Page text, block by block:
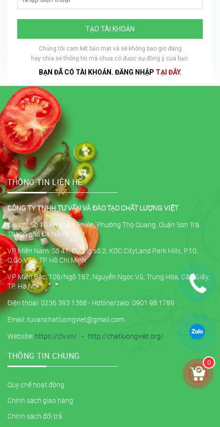
TẠO TÀI KHOẢN
Chúng tôi cam kết bảo mật và sẽ không bao giờ đăng
hay chia sẻ thông tin mà chưa có được sự đồng ý của bạn.
BẠN ĐÃ CÓ TÀI KHOẢN. ĐĂNG NHẬP TẠI ĐÂY.
THÔNG TIN LIÊN HỆ
CÔNG TY TNHH TƯ VẤN VÀ ĐÀO TẠO CHẤT LƯỢNG VIỆT
Địa chỉ: Số 10 Phan Bá Phiến, Phường Thọ Quang, Quận Sơn Trà,
Thành phố Đà Nẵng
VP Miền Nam: Số 41, Đường số 2, KDC CityLand Park Hills, P.10,
Q.Gò Vấp, TP. Hồ Chí Minh
VP Miền Bắc: 106/Ngõ 167, Nguyễn Ngọc Vũ, Trung Hòa, Cầu Giấy,
TP. Hà Nội
Điện thoại: 0236 393 1368 - Hotline/zalo: 0901 98 1789
Email: tuvanchatluongviet@gmail.com
Website: https://clv.vn/ - http://chatluongviet.org/
THÔNG TIN CHUNG
Quy chế hoạt động
Chính sách giao hàng
Chính sách đổi trả
0